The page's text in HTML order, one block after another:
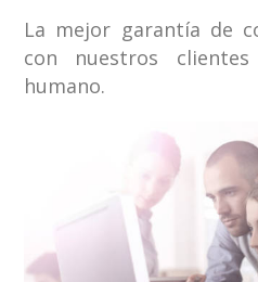
La mejor garantía de
con nuestros
humano.